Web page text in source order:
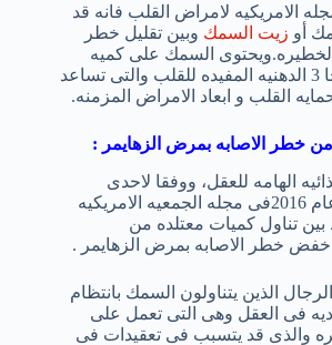
الامريكيه لامراض القلب فانه قد
أو زيت السمك وبين تقليل خطر
الخطيره.ويحتوى السمك على كميه
كبيره من احماض اوميجا 3 الدهنيه المفيده للقلب والتى تساعد
القلب و ابعاد الامراض المزمنه.
الهامه للعقل، ووفقا لاحدى
الدراسات التى نشرت عام 2016فى مجله الجمعيه الامريكيه
بين تناول كميات معتلده من
خفض خطر الاصابه بمرض الزهايمر .
الذين يتناولون السمك بانتظام
فى العقل وهى التى تعمل على
والذى قد يتسبب فى تعقيدات فى